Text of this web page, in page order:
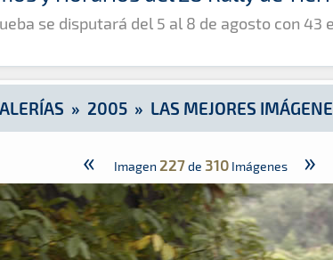
se disputará del 5 al 8 de agosto con 43
» 2005» LAS MEJORES
« Imagen 227de 310 Imágenes »